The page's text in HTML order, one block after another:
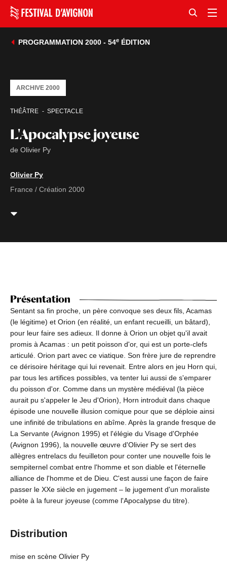
PROGRAMMATION 2000 - 54eÉDITION
L'Apocalypse joyeuse
de Olivier Py
THÉÂTRE SPECTACLE
ARCHIVE 2000
Olivier Py
France / Création 2000
Présentation
Sentant sa fin proche, un père convoque ses deux fils, Acamas
(le légitime) et Orion (en réalité, un enfant recueilli, un bâtard),
pour leur faire ses adieux. Il donne à Orion un objet qu'il avait
promis à Acamas : un petit poisson d'or, qui est un porte-clefs
articulé. Orion part avec ce viatique. Son frère jure de reprendre
ce dérisoire héritage qui lui revenait. Entre alors en jeu Horn qui,
par tous les artifices possibles, va tenter lui aussi de s'emparer
du poisson d'or. Comme dans un mystère médiéval (la pièce
aurait pu s'appeler le Jeu d'Orion), Horn introduit dans chaque
épisode une nouvelle illusion comique pour que se déploie ainsi
une infinité de tribulations en abîme. Après la grande fresque de
La Servante (Avignon 1995) et l'élégie du Visage d'Orphée
(Avignon 1996), la nouvelle œuvre d'Olivier Py se sert des
allègres entrelacs du feuilleton pour conter une nouvelle fois le
sempiternel combat entre l'homme et son diable et l'éternelle
alliance de l'homme et de Dieu. C'est aussi une façon de faire
passer le XXe siècle en jugement – le jugement d'un moraliste
poète à la fureur joyeuse (comme l'Apocalypse du titre).
Distribution
mise en scène Olivier Py